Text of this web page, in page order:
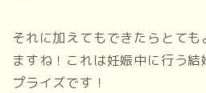
それに加えてもできたらとても
ますね！これは妊娠中に行う
プライズです！